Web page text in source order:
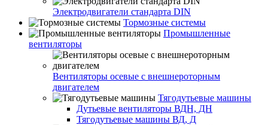
Электродвигатели стандарта DIN
Тормозные системы
Промышленные
вентиляторы
Вентиляторы осевые с внешнероторным
двигателем
Тягодутьевые машины
Дутьевые вентиляторы ВДН, ДН
Тягодутьевые машины ВД, Д